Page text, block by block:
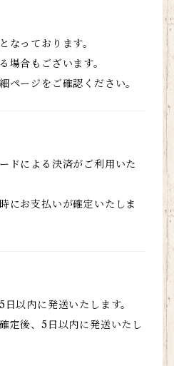
なっております。
場合もございます。
ページをご確認ください。
ドによる決済がご利用いた
にお支払いが確定いたしま
以内に発送いたします。
定後、5日以内に発送いたし